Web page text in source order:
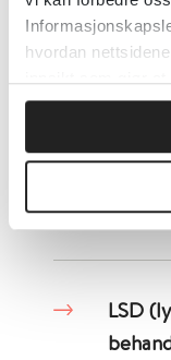
hvordan
Litium
LSD